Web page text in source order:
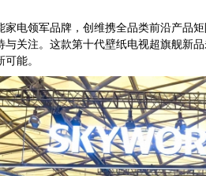
家电领军品牌，创维携全品类前沿产品
与关注。这款第十代壁纸电视超旗舰新
能。